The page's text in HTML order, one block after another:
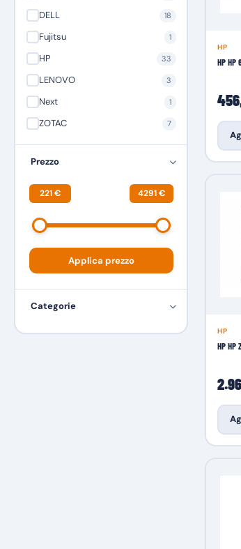
DELL 18
Fujitsu 1
HP 33
LENOVO 3
Next 1
ZOTAC 7
Prezzo
221 € 4291 €
Applica prezzo
Categorie
HP
HP HP
HP
HP HP